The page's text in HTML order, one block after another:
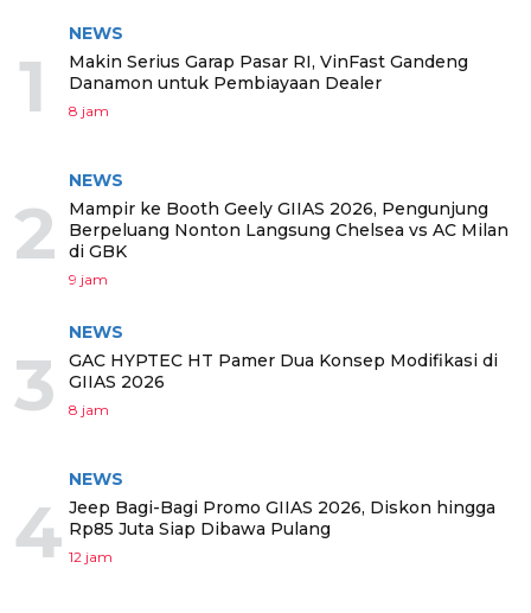
1
NEWS
Makin Serius Garap Pasar RI, VinFast Gandeng
Danamon untuk Pembiayaan Dealer
8 jam
2
NEWS
Mampir ke Booth Geely GIIAS 2026, Pengunjung
Berpeluang Nonton Langsung Chelsea vs AC Milan
di GBK
9 jam
3
NEWS
GAC HYPTEC HT Pamer Dua Konsep Modifikasi di
GIIAS 2026
8 jam
4
NEWS
Jeep Bagi-Bagi Promo GIIAS 2026, Diskon hingga
Rp85 Juta Siap Dibawa Pulang
12 jam